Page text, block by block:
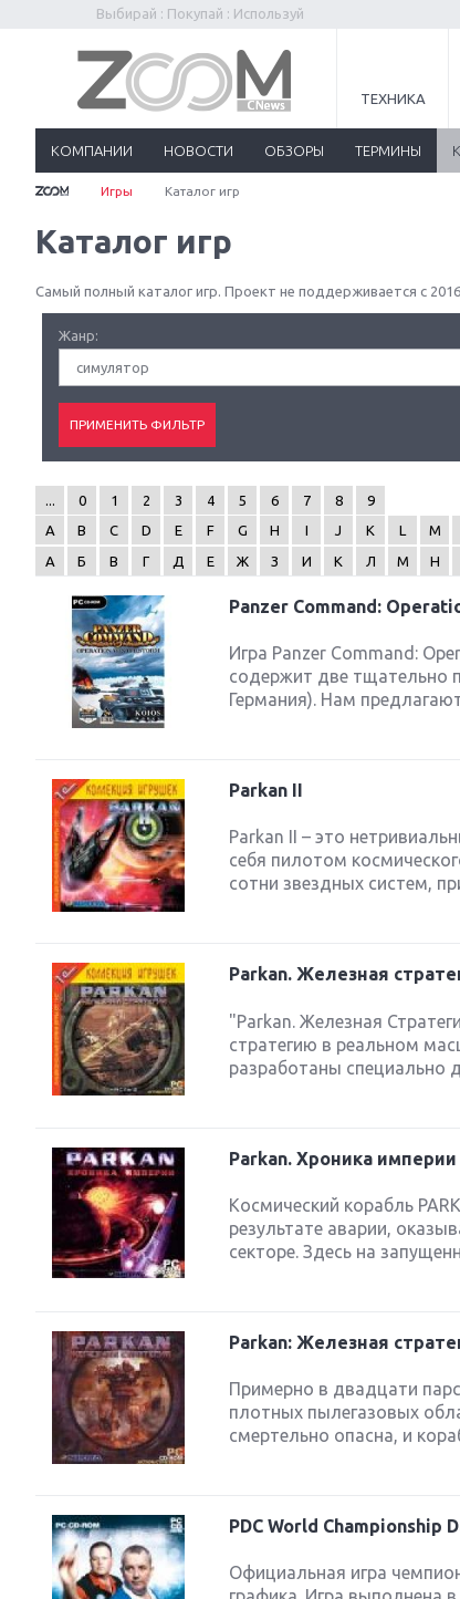
Выбирай : Покупай : Используй
ТЕХНИКА
КОМПАНИИ НОВОСТИ ОБЗОРЫ ТЕРМИНЫ
Игры Каталог игр
Каталог игр
Самый полный каталог игр. Проект не поддерживается с
Жанр:
симулятор
0 1 2 3 4 5 6 7 8
9
A
B C D E F G H I J K L M
А
Б В Г Д Е Ж З И К Л М Н
Panzer Command:
Игра Panzer Command:
содержит две тщательно
Германия). Нам
Parkan II
Parkan II – это
себя пилотом
сотни звездных систем,
Parkan. Железная
"Parkan. Железная
стратегию в реальном
разработаны специально
Parkan. Хроника империи
Космический корабль
результате аварии,
секторе. Здесь на
Parkan: Железная
Примерно в двадцати
плотных пылегазовых
смертельно опасна, и
PDC World Championship
Официальная игра